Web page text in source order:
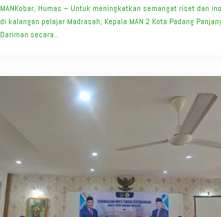
MANKobar, Humas – Untuk meningkatkan semangat riset dan
di kalangan pelajar Madrasah, Kepala MAN 2 Kota Padang
Dariman secara..